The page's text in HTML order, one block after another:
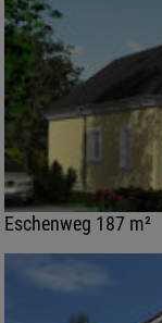
Eschenweg 187 m²